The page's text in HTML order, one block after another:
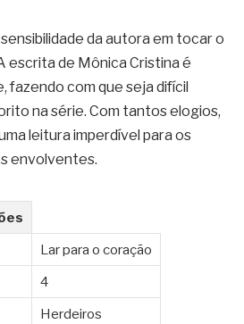
da autora em tocar o
escrita de Mônica Cristina é
fazendo com que seja difícil
na série. Com tantos elogios,
leitura imperdível para os
envolventes.
Lar para o coração
4
Herdeiros